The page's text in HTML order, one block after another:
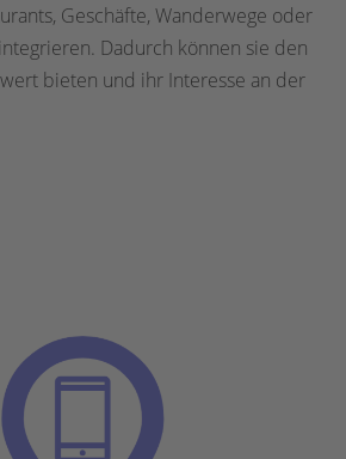
Geschäfte, Wanderwege oder
Dadurch können sie den
bieten und ihr Interesse an der